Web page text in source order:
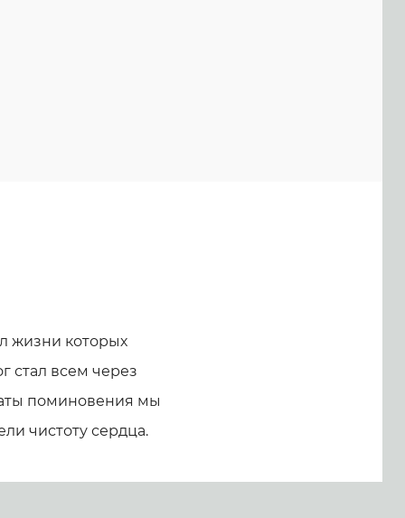
жизни которых
стал всем через
поминовения мы
чистоту сердца.